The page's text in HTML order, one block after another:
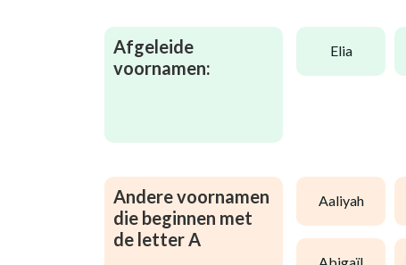
Afgeleide
voornamen:
elia
Andere voornamen
die beginnen met
de letter A
aaliyah